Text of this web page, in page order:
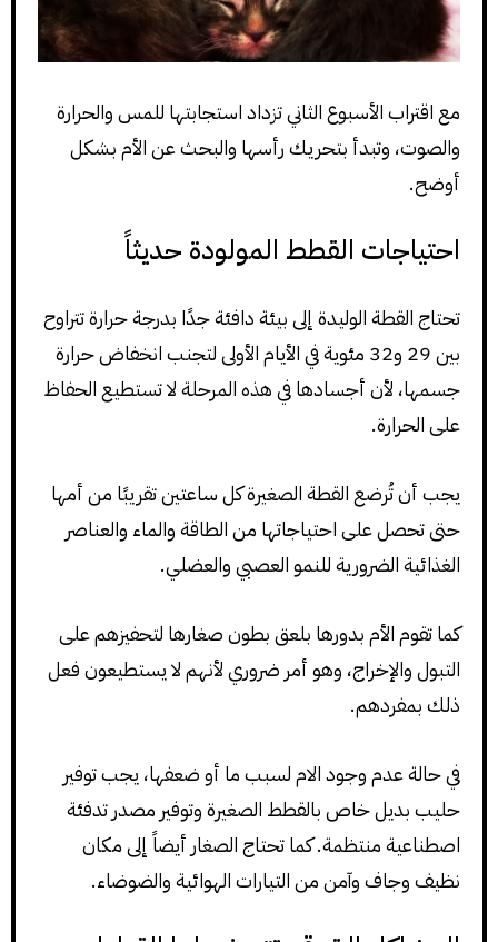
مع اقتراب الأسبوع الثاني تزداد استجابتها للمس والحرارة
والصوت، وتبدأ بتحريك رأسها والبحث عن الأم بشكل
أوضح.
احتياجات القطط المولودة حديثاً
تحتاج القطة الوليدة إلى بيئة دافئة جدًا بدرجة حرارة تتراوح
بين 29 و32 مئوية في الأيام الأولى لتجنب انخفاض حرارة
جسمها، لأن أجسادها في هذه المرحلة لا تستطيع الحفاظ
على الحرارة.
يجب أن تُرضع القطة الصغيرة كل ساعتين تقريبًا من أمها
حتى تحصل على احتياجاتها من الطاقة والماء والعناصر
الغذائية الضرورية للنمو العصبي والعضلي.
كما تقوم الأم بدورها بلعق بطون صغارها لتحفيزهم على
التبول والإخراج، وهو أمر ضروري لأنهم لا يستطيعون فعل
ذلك بمفردهم.
في حالة عدم وجود الام لسبب ما أو ضعفها، يجب توفير
حليب بديل خاص بالقطط الصغيرة وتوفير مصدر تدفئة
اصطناعية منتظمة. كما تحتاج الصغار أيضاً إلى مكان
نظيف وجاف وآمن من التيارات الهوائية والضوضاء.